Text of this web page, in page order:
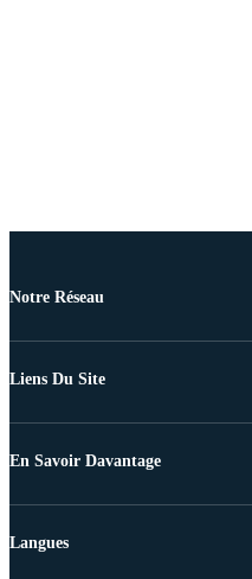
Notre Réseau
Liens Du Site
En Savoir Davantage
Langues